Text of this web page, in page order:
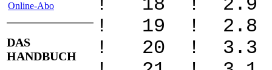
Online-Abo
DAS
HANDBUCH
! 18 ! 2.9
! 19 ! 2.8
! 20 ! 3.3